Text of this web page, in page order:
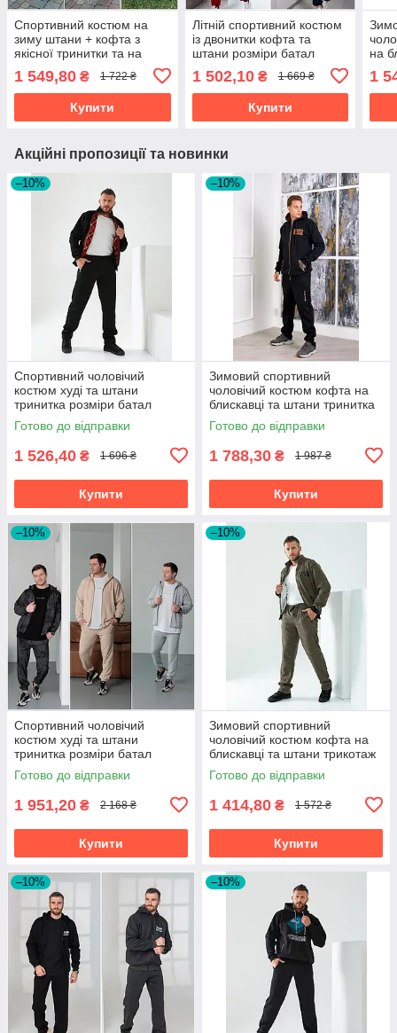
Спортивний костюм на
зиму штани + кофта з
якісної тринитки та на
великі
1 549,80 ₴ 1 722 ₴
Купити
Літній спортивний костюм
із двонитки кофта та
штани розміри батал
1 502,10₴ 1 669 ₴
Купити
на
1
Акційні пропозиції та новинки
–10%
Спортивний чоловічий
костюм худі та штани
тринитка розміри батал
Готово до відправки
1 526,40 ₴ 1 696 ₴
Купити
–10%
Зимовий спортивний
чоловічий костюм кофта на
блискавці та штани тринитка
з начосом розміри батал
Готово до відправки
1 788,30 ₴ 1 987 ₴
Купити
–10%
Спортивний чоловічий
костюм худі та штани
тринитка розміри батал
Готово до відправки
1 951,20 ₴ 2 168 ₴
Купити
–10%
Зимовий спортивний
чоловічий костюм кофта на
блискавці та штани трикотаж
на хутрі розміри батал
Готово до відправки
1 414,80 ₴ 1 572 ₴
Купити
–10% –10%